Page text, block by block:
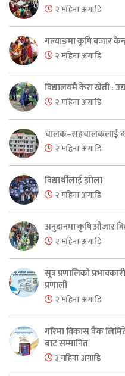
२ महिना अगाडि
गल्याङमा कृषि बजार
२ महिना अगाडि
विद्यालयमै केरा खेती :
२ महिना अगाडि
चालक–सहचालकलाई
२ महिना अगाडि
विद्यार्थीलाई झोला
२ महिना अगाडि
अनुदानमा कृषि औजार
२ महिना अगाडि
सुत्र प्रणालिको
प्रणाली
२ महिना अगाडि
गरिमा विकास बैंक
बाट सम्मानित
३ महिना अगाडि